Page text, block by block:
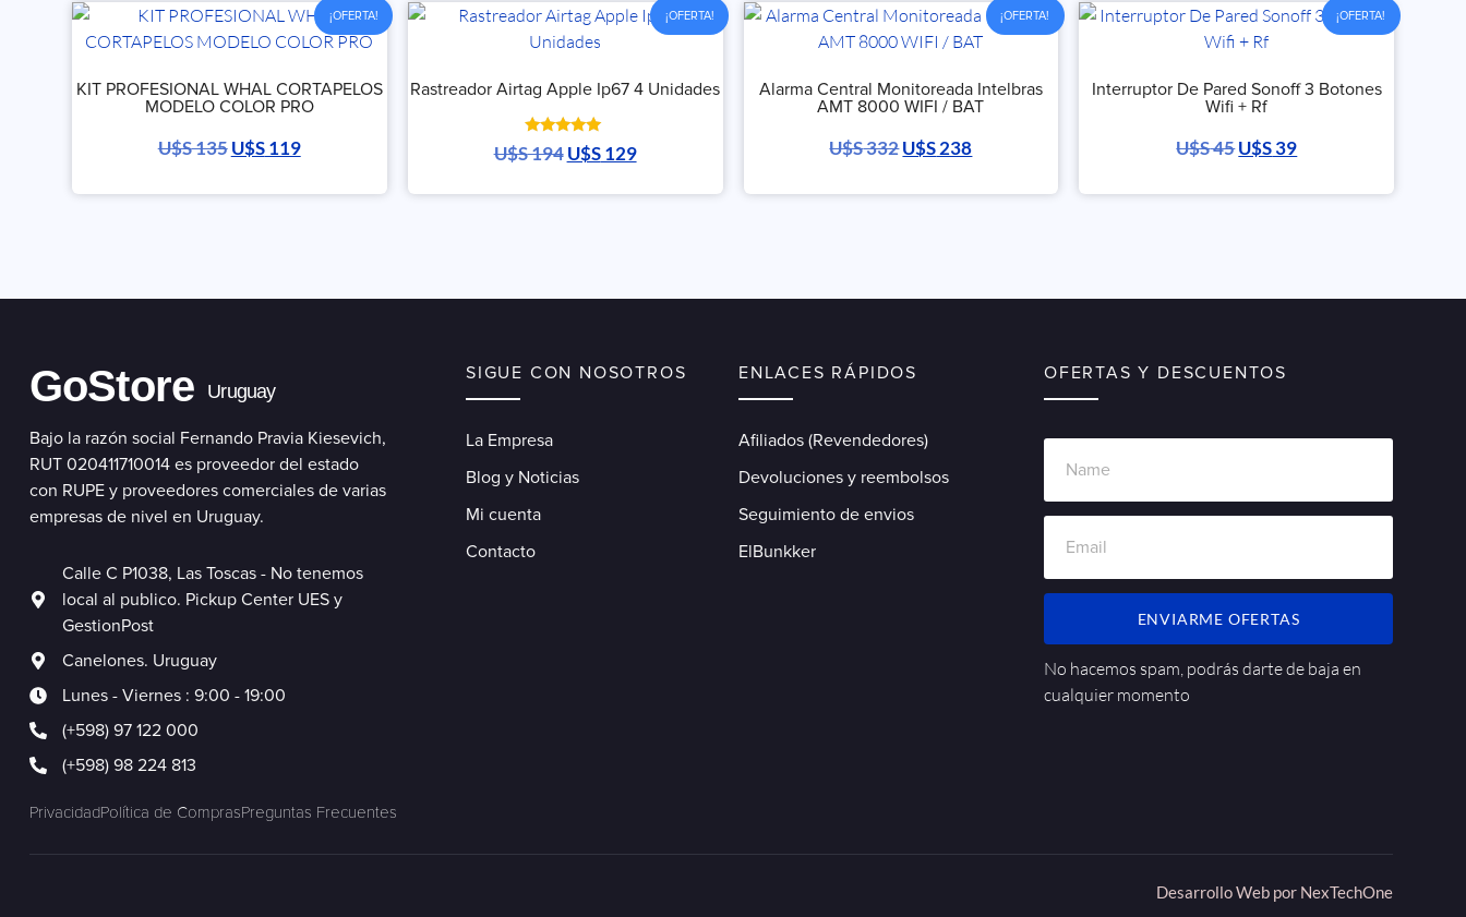
¡OFERTA!
KIT PROFESIONAL WHAL CORTAPELOS
MODELO COLOR PRO
U$S135 U$S119
¡OFERTA!
Rastreador Airtag Apple Ip67 4 Unidades
Valorado
con
U$S194 U$S129
¡OFERTA!
Alarma Central Monitoreada Intelbras
AMT 8000 WIFI / BAT
U$S332U$S238
¡OFERTA!
Interruptor De Pared Sonoff 3 Botones
Wifi + Rf
U$S45U$S39
GoStore Uruguay
Bajo la razón social Fernando Pravia Kiesevich,
RUT 020411710014 es proveedor del estado
con RUPE y proveedores comerciales de varias
empresas de nivel en Uruguay.
Calle C P1038, Las Toscas - No tenemos
local al publico. Pickup Center UES y
GestionPost
Canelones. Uruguay
Lunes - Viernes : 9:00 - 19:00
(+598) 97 122 000
(+598) 98 224 813
SIGUE CON NOSOTROS
La Empresa
Blog y Noticias
Mi cuenta
Contacto
ENLACES RÁPIDOS
Afiliados (Revendedores)
Devoluciones y reembolsos
Seguimiento de envios
ElBunkker
OFERTAS Y DESCUENTOS
ENVIARME OFERTAS
No hacemos spam, podrás darte de baja en
cualquier momento
PrivacidadPolítica de ComprasPreguntas Frecuentes
Desarrollo Web por NexTechOne